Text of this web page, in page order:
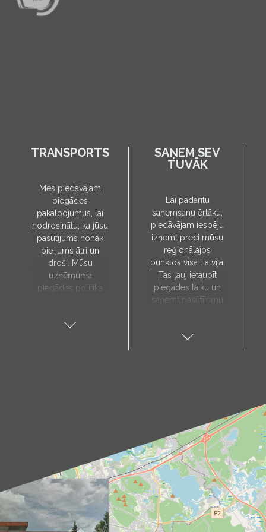
TRANSPORTS
Mēs piedāvājam
piegādes
pakalpojumus, lai
nodrošinātu, ka jūsu
pasūtījums nonāk
pie jums ātri un
droši. Mūsu
uzņēmuma
piegādes politika
uz jūsu norādīto
sazināsies, lai
pārliecinātos par
piegādes adresi un
paziņotu par
paredzamo
piegādes laiku.
SAŅEM SEV
TUVĀK
Lai padarītu
saņemšanu ērtāku,
piedāvājam iespēju
izņemt preci mūsu
reģionālajos
punktos visā Latvijā.
Tas ļauj ietaupīt
piegādes laiku un
saņemt pasūtījumu
saņemšanas punkti:
Saulkrasti, Talsi,
Tukums, Valka,
Valmiera.
Kā sazināties?
Izvēlies sev tuvāko
punktu un raksti uz
attiecīgo e-pasta
adresi (piemēram,
aloja@produs.lv